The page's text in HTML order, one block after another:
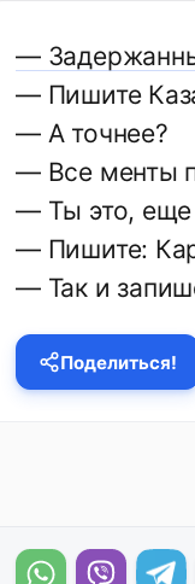
—
— Пишите
— А точнее?
— Все менты
— Ты это, еще
— Пишите:
— Так и
Поделиться!